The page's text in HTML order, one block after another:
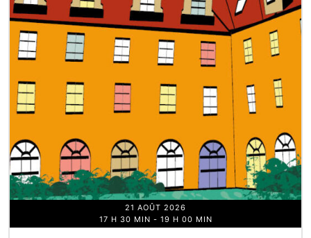
21 AOÛT 2026
17 H 30 MIN - 19 H 00 MIN